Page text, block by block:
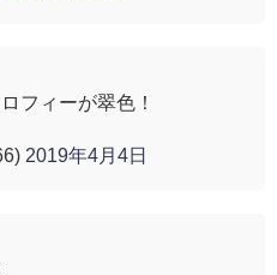
フィーが翠色！
2019年4月4日